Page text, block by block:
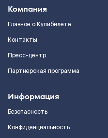
Компания
Главное о Купибилете
Контакты
Пресс-центр
Партнерская программа
Информация
Безопасность
Конфиденциальность